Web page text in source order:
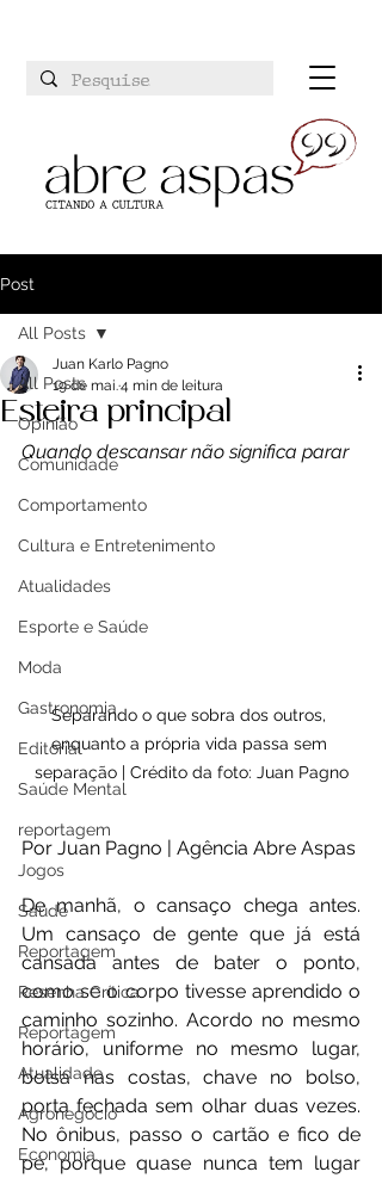
Post
All Posts
Opinião
Comunidade
Comportamento
Cultura e Entretenimento
Atualidades
Esporte e Saúde
Moda
Gastronomia
Editorial
Saúde Mental
reportagem
Jogos
Saúde
Reportagem
Resenha Crítica
Reportagem
Atualidade
Agronegócio
Economia
All Posts
Esteira principal
Juan Karlo Pagno
19 de mai.4 min de leitura
Quando descansar não significa parar
Separando o que sobra dos outros,
enquanto a própria vida passa sem
separação | Crédito da foto: Juan Pagno
Por Juan Pagno | Agência Abre Aspas
De manhã, o cansaço chega antes.
Um cansaço de gente que já está
cansada antes de bater o ponto,
como se o corpo tivesse aprendido o
caminho sozinho. Acordo no mesmo
horário, uniforme no mesmo lugar,
bolsa nas costas, chave no bolso,
porta fechada sem olhar duas vezes.
No ônibus, passo o cartão e fico de
pé, porque quase nunca tem lugar